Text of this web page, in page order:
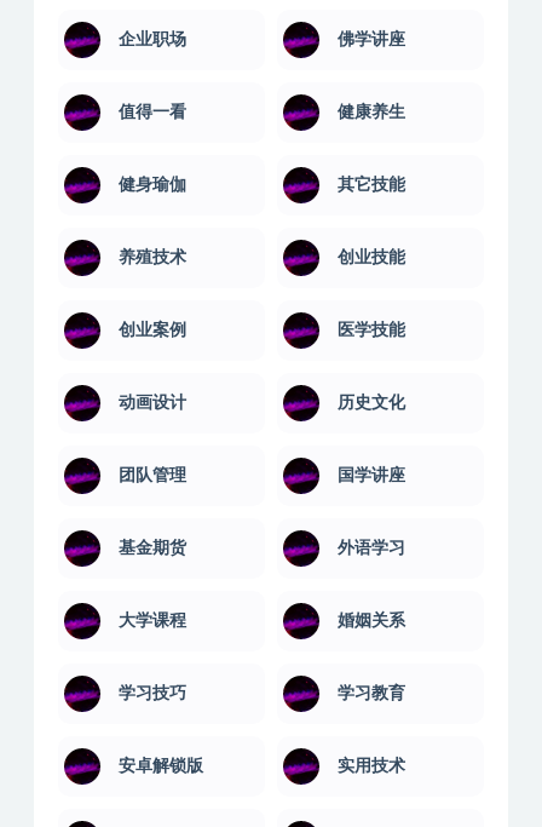
企业职场 佛学讲座
值得一看 健康养生
健身瑜伽 其它技能
养殖技术 创业技能
创业案例 医学技能
动画设计 历史文化
团队管理 国学讲座
基金期货 外语学习
大学课程 婚姻关系
学习技巧 学习教育
安卓解锁版 实用技术